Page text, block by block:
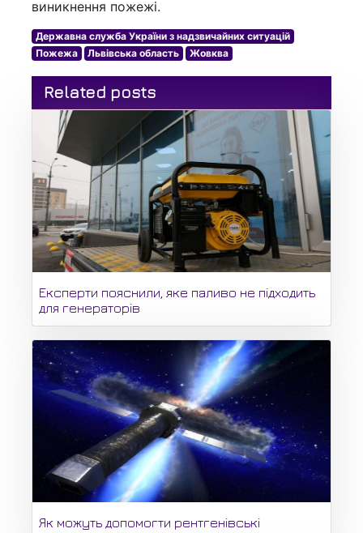
виникнення пожежі.
Державна служба України з надзвичайних ситуацій
Пожежа
Львівська область Жовква
Related posts
Експерти пояснили, яке паливо не підходить
для генераторів
Як можуть допомогти рентгенівські